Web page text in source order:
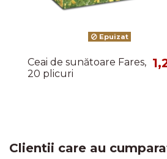
Epuizat
Ceai de sunătoare Fares,
20 plicuri
Clientii care au